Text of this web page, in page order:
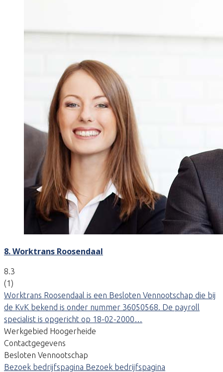
8. Worktrans Roosendaal
8.3
(1)
Worktrans Roosendaal is een Besloten Vennootschap die bij
de KvK bekend is onder nummer 36050568. De payroll
specialist is opgericht op 18-02-2000…
Werkgebied Hoogerheide
Contactgegevens
Besloten Vennootschap
Bezoek bedrijfspagina Bezoek bedrijfspagina